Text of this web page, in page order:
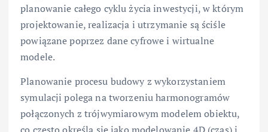
planowanie całego cyklu życia inwestycji, w którym
projektowanie, realizacja i utrzymanie są ściśle
powiązane poprzez dane cyfrowe i wirtualne
modele.
Planowanie procesu budowy z wykorzystaniem
symulacji polega na tworzeniu harmonogramów
połączonych z trójwymiarowym modelem obiektu,